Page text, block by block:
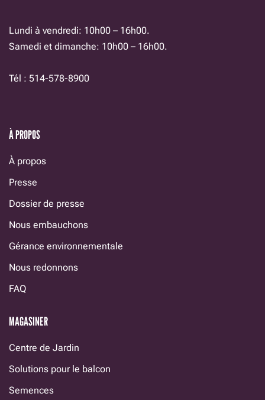
Lundi à vendredi: 10h00 – 16h00.
Samedi et dimanche: 10h00 – 16h00.
Tél : 514-578-8900
À PROPOS
À propos
Presse
Dossier de presse
Nous embauchons
Gérance environnementale
Nous redonnons
FAQ
MAGASINER
Centre de Jardin
Solutions pour le balcon
Semences